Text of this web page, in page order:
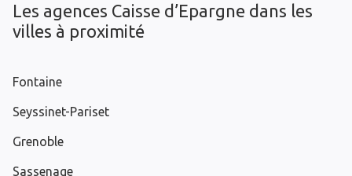
Les agences Caisse d’Epargne dans les
villes à proximité
Fontaine
Seyssinet-Pariset
Grenoble
Sassenage